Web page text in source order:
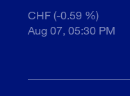
CHF (-0.59 %)
Aug 07, 05:30 PM